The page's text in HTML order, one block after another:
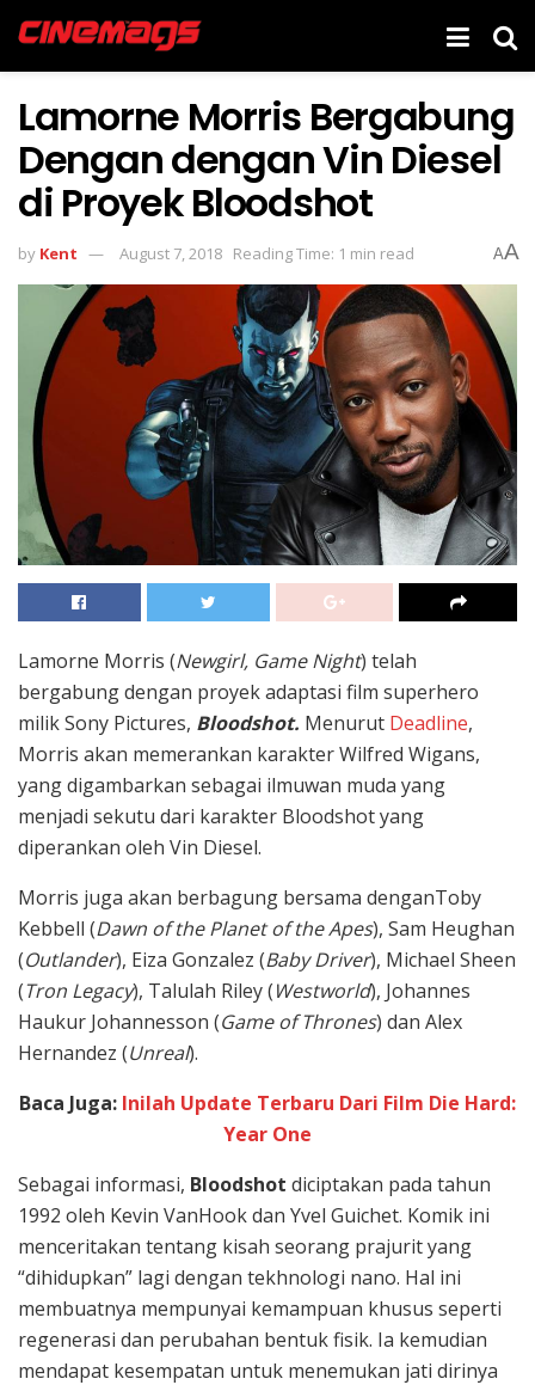
Lamorne Morris Bergabung
Dengan dengan Vin Diesel
di Proyek Bloodshot
by Kent August 7, 2018 Reading Time: 1 min read AA
Lamorne Morris (Newgirl, Game Night) telah
bergabung dengan proyek adaptasi film superhero
milik Sony Pictures, Bloodshot. Menurut Deadline,
Morris akan memerankan karakter Wilfred Wigans,
yang digambarkan sebagai ilmuwan muda yang
menjadi sekutu dari karakter Bloodshot yang
diperankan oleh Vin Diesel.
Morris juga akan berbagung bersama denganToby
Kebbell (Dawn of the Planet of the Apes), Sam Heughan
(Outlander), Eiza Gonzalez (Baby Driver), Michael Sheen
(Tron Legacy), Talulah Riley (Westworld), Johannes
Haukur Johannesson (Game of Thrones) dan Alex
Hernandez (Unreal).
Baca Juga: Inilah Update Terbaru Dari Film Die Hard:
Year One
Sebagai informasi, Bloodshot diciptakan pada tahun
1992 oleh Kevin VanHook dan Yvel Guichet. Komik ini
menceritakan tentang kisah seorang prajurit yang
“dihidupkan” lagi dengan tekhnologi nano. Hal ini
membuatnya mempunyai kemampuan khusus seperti
regenerasi dan perubahan bentuk fisik. Ia kemudian
mendapat kesempatan untuk menemukan jati dirinya